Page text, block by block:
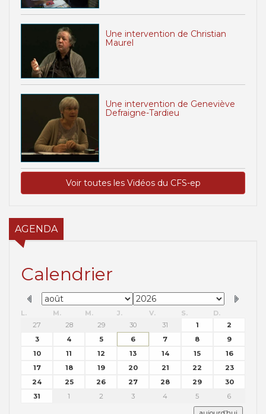
Une intervention de Christian
Maurel
Une intervention de Geneviève
Defraigne-Tardieu
Voir toutes les Vidéos du CFS-ep
AGENDA
Calendrier
L. M. M. J. V. S.
D.
27
28 29 30 31 1
2
3
4 5 6 7 8
9
10
11 12 13 14 15
16
17
18 19 20 21 22
23
24
25 26 27 28 29
30
31
1 2 3 4 5 6